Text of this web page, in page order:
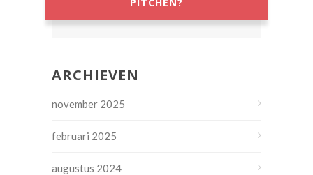
ARCHIEVEN
november 2025
februari 2025
augustus 2024